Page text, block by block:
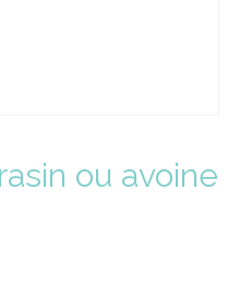
ou avoine